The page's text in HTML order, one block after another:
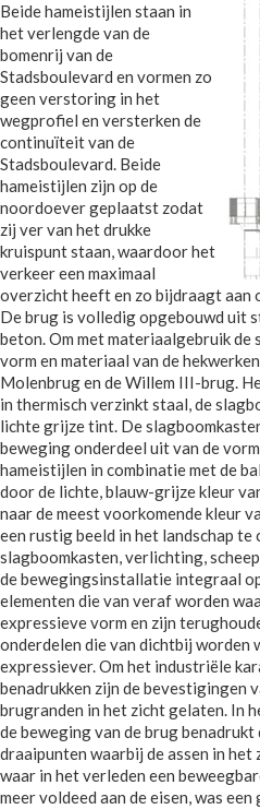
Beide hameistijlen staan in
het verlengde van de
bomenrij van de
Stadsboulevard en vormen zo
geen verstoring in het
wegprofiel en versterken de
continuïteit van de
Stadsboulevard. Beide
hameistijlen zijn op de
noordoever geplaatst zodat
zij ver van het drukke
kruispunt staan, waardoor het
verkeer een maximaal
overzicht heeft en zo bijdraagt aan
De brug is volledig opgebouwd uit
beton. Om met materiaalgebruik de
vorm en materiaal van de
Molenbrug en de Willem III-brug.
in thermisch verzinkt staal, de
lichte grijze tint. De
beweging onderdeel uit van de
hameistijlen in combinatie met de
door de lichte, blauw-grijze kleur
naar de meest voorkomende kleur
een rustig beeld in het landschap te
slagboomkasten, verlichting,
de bewegingsinstallatie integraal
elementen die van veraf worden
expressieve vorm en zijn
onderdelen die van dichtbij worden
expressiever. Om het industriële
benadrukken zijn de bevestigingen
brugranden in het zicht gelaten. In
de beweging van de brug
draaipunten waarbij de assen in
waar in het verleden een
meer voldeed aan de eisen, was